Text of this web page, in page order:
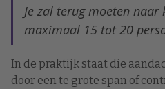
Je zal terug moeten
maximaal 15 tot 20
In de praktijk staat die
door een te grote span of